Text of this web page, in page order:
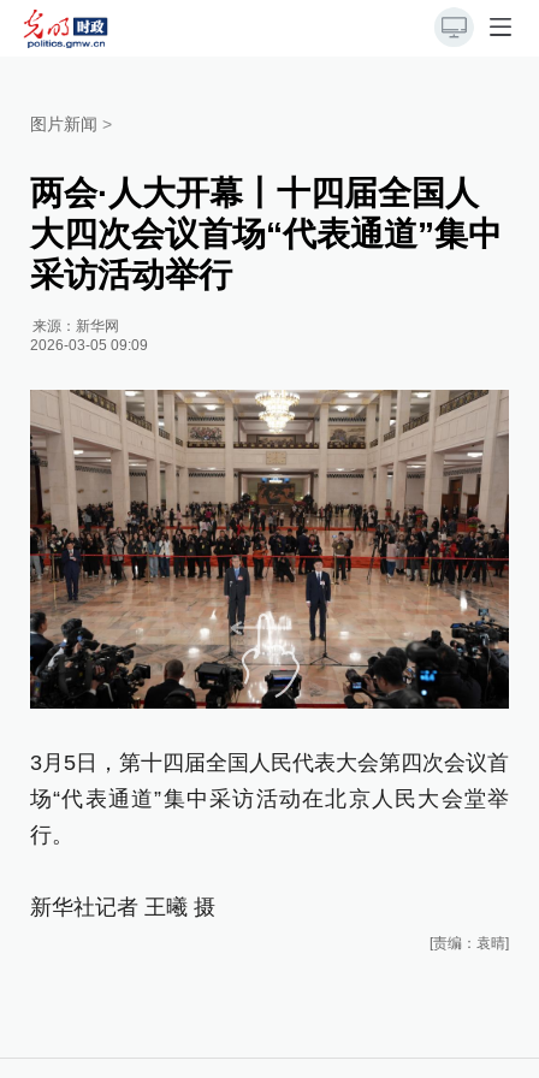
图片新闻 >
两会·人大开幕丨十四届全国人
大四次会议首场“代表通道”集中
采访活动举行
来源： 新华网
2026-03-05 09:09
3月5日，第十四届全国人民代表大会第四次会议首
场“代表通道”集中采访活动在北京人民大会堂举
行。
新华社记者 王曦 摄
[责编：袁晴]